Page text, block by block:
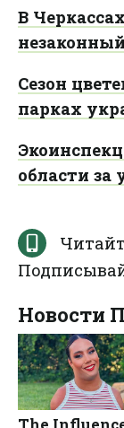
В
Сезон
парках
области